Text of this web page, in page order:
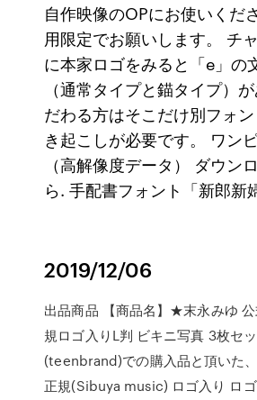
自作映像のOPにお使いくだ
用限定でお願いします。 チ
に本家ロゴをみると「e」の
（通常タイプと錨タイプ）
だわる方はそこだけ別フォ
き起こしが必要です。 ワン
（高解像度データ） ダウン
ら. 手配書フォント「新郎新
2019/12/06
出品商品 【商品名】★末永みゆ
規ロゴ入りL判 ビキニ写真 3枚セ
(teenbrand)での購入品と頂いた
正規(Sibuya music) ロゴ入り ロ